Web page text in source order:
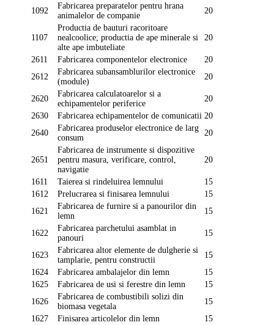
1092
Fabricarea preparatelor pentru hrana
animalelor de companie
20
1107
Productia de bauturi racoritoare
nealcoolice; productia de ape minerale si
alte ape imbuteliate
20
2611 Fabricarea componentelor electronice
20
2612
Fabricarea subansamblurilor electronice
(module)
20
2620
Fabricarea calculatoarelor si a
echipamentelor periferice
20
2630
Fabricarea echipamentelor de comunicatii 20
2640
Fabricarea produselor electronice de larg
consum
20
2651
Fabricarea de instrumente si dispozitive
pentru masura, verificare, control,
navigatie
20
1611 Taierea si rindeluirea lemnului
15
1612
Prelucrarea si finisarea lemnului
15
1621
Fabricarea de furnire si a panourilor din
lemn
15
1622
Fabricarea parchetului asamblat in
panouri
15
1623
Fabricarea altor elemente de dulgherie si
tamplarie, pentru constructii
15
1624
Fabricarea ambalajelor din lemn
15
1625
Fabricarea de usi si ferestre din lemn
15
1626
Fabricarea de combustibili solizi din
biomasa vegetala
15
1627
Finisarea articolelor din lemn 15